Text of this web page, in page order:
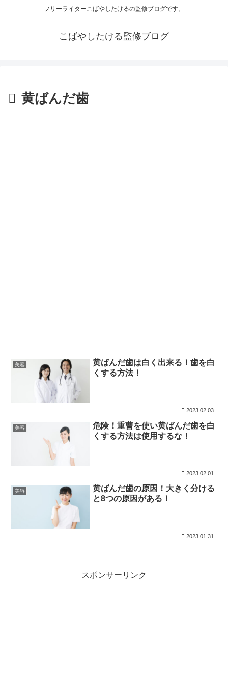
フリーライターこばやしたけるの監修ブログです。
こばやしたける監修ブログ
黄ばんだ歯
美容
黄ばんだ歯は白く出来る！歯を白
くする方法！
2023.02.03
美容
危険！重曹を使い黄ばんだ歯を白
くする方法は使用するな！
2023.02.01
美容
黄ばんだ歯の原因！大きく分ける
と8つの原因がある！
2023.01.31
スポンサーリンク